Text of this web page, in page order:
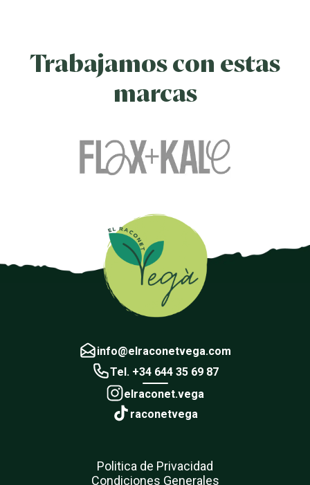
Trabajamos con estas
marcas
info@elraconetvega.com
Tel. +34 644 35 69 87
elraconet.vega
raconetvega
Politica de Privacidad
Condiciones Generales